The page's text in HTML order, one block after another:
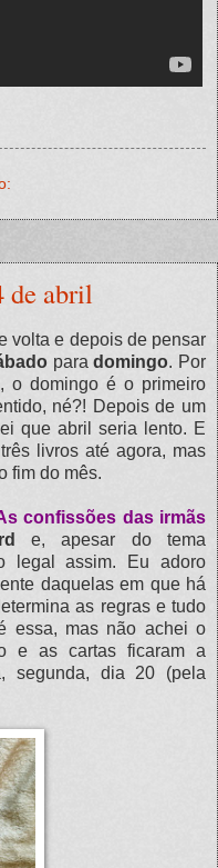
de abril
volta e depois de pensar
paradomingo. Por
o domingo é o primeiro
né?! Depois de um
que abril seria lento. E
livros até agora, mas
fim do mês.
confissões das irmãs
e, apesar do tema
legal assim. Eu adoro
daquelas em que há
as regras e tudo
essa, mas não achei o
e as cartas ficaram a
segunda, dia 20 (pela